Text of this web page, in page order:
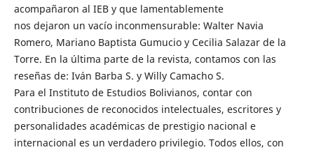
acompañaron al IEB y que lamentablemente
nos dejaron un vacío inconmensurable: Walter Navia
Romero, Mariano Baptista Gumucio y Cecilia Salazar de la
Torre. En la última parte de la revista, contamos con las
reseñas de: Iván Barba S. y Willy Camacho S.
Para el Instituto de Estudios Bolivianos, contar con
contribuciones de reconocidos intelectuales, escritores y
personalidades académicas de prestigio nacional e
internacional es un verdadero privilegio. Todos ellos, con